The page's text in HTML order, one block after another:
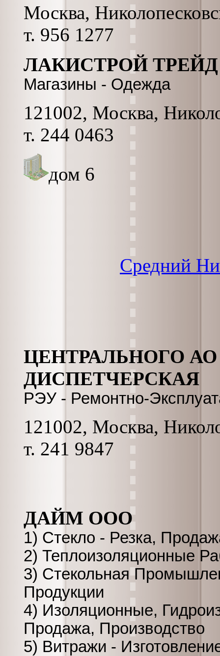
Москва,
т. 956 1277
ЛАКИСТРОЙ ТРЕЙД
Магазины - Одежда
121002, Москва,
т. 244 0463
дом 6
Средний
ЦЕНТРАЛЬНОГО АО
ДИСПЕТЧЕРСКАЯ
РЭУ - Ремонтно-
121002, Москва,
т. 241 9847
ДАЙМ ООО
1) Стекло - Резка,
2) Теплоизоляционные
3) Стекольная
Продукции
4) Изоляционные,
Продажа, Производство
5) Витражи -